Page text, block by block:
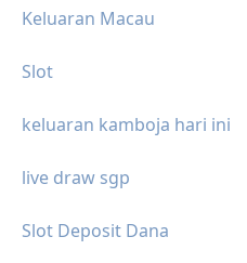
Keluaran Macau
Slot
keluaran kamboja hari ini
live draw sgp
Slot Deposit Dana